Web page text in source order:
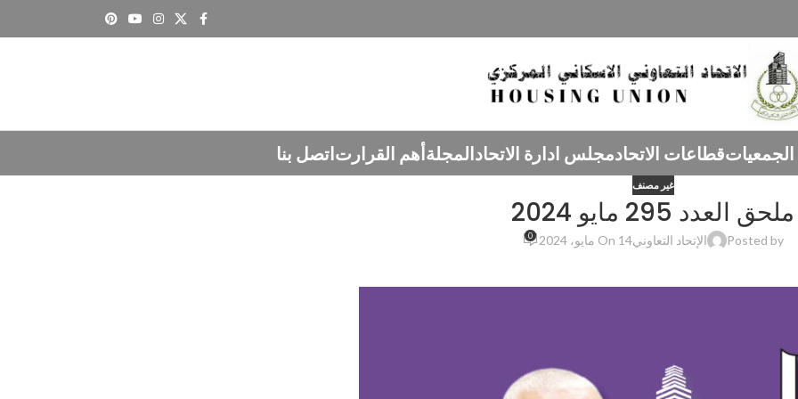
قطاعات الاتحادمجلس ادارة الاتحادالمجلةأهم القرارتاتصل بنا
غير مصنف
ملحق العدد 295 مايو 2024
Posted by الإتحاد التعاونيOn 14 مايو، 2024 0